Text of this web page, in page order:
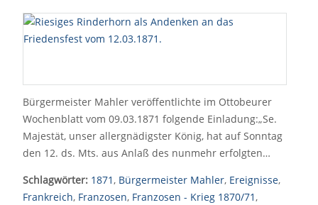
Bürgermeister Mahler veröffentlichte im Ottobeurer
Wochenblatt vom 09.03.1871 folgende Einladung:„Se.
Majestät, unser allergnädigster König, hat auf Sonntag
den 12. ds. Mts. aus Anlaß des nunmehr erfolgten…
Schlagwörter: 1871, Bürgermeister Mahler, Ereignisse,
Frankreich, Franzosen, Franzosen - Krieg 1870/71,